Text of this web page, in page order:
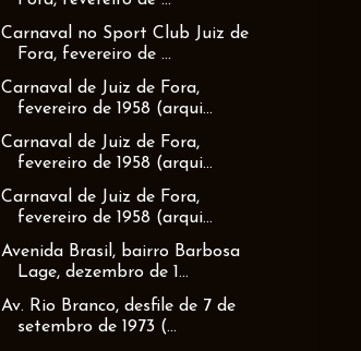
Carnaval no Sport Club Juiz de
Fora, fevereiro de ...
Carnaval de Juiz de Fora,
fevereiro de 1958 (arqui...
Carnaval de Juiz de Fora,
fevereiro de 1958 (arqui...
Carnaval de Juiz de Fora,
fevereiro de 1958 (arqui...
Avenida Brasil, bairro Barbosa
Lage, dezembro de 1...
Av. Rio Branco, desfile de 7 de
setembro de 1973 (...